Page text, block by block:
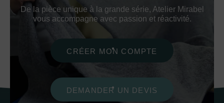
De la pièce unique à la grande série, Atelier Mirabel
vous accompagne avec passion et réactivité.
CRÉER MON COMPTE
DEMANDER UN DEVIS